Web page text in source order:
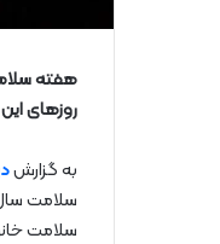
روزهای
به گزارش
سلامت
سلامت